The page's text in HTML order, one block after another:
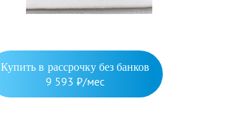
Купить в рассрочку без банков
9 593 ₽/мес